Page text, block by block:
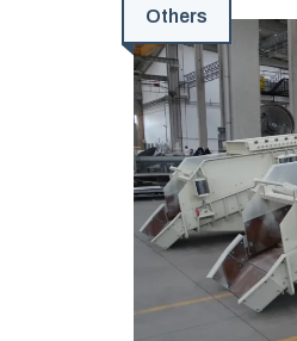
Others